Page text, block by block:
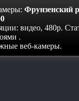
Фрунзенский
видео, 480p.
.
веб-камеры.